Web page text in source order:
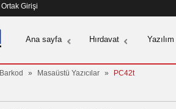
Ortak Girişi
Ana sayfa Hırdavat Yazılım
Barkod » Masaüstü Yazıcılar » PC42t